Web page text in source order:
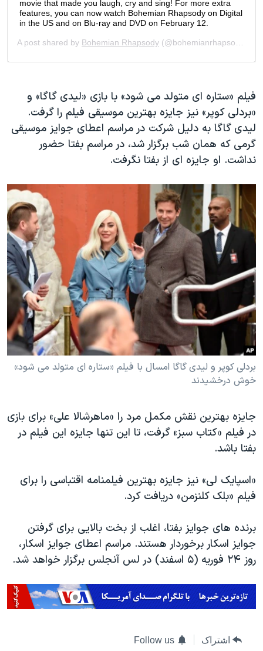
فیلم «ستاره ای متولد می شود» با بازی «لیدی گاگا» و
«بردلی کوپر» نیز جایزه بهترین موسیقی فیلم را گرفت.
لیدی گاگا به دلیل شرکت در مراسم اعطای جوایز موسیقی
گرمی که همان شب برگزار شد، در مراسم بفتا حضور
نداشت. او جایزه ای از بفتا نگرفت.
بردلی کوپر و لیدی گاگا امسال با فیلم «ستاره ای متولد می شود»
خوش درخشیدند
جایزه بهترین نقش مکمل مرد را «ماهرشالا علی» برای بازی
در فیلم «کتاب سبز» گرفت،‌ تا این تنها جایزه این فیلم در
بفتا باشد.
«اسپایک لی» نیز جایزه بهترین فیلمنامه اقتباسی را برای
فیلم «بلک کلنزمن» دریافت کرد.
برنده های جوایز بفتا، اغلب از بخت بالایی برای گرفتن
جوایز اسکار برخوردار هستند. مراسم اعطای جوایز اسکار،
روز ۲۴ فوریه (۵ اسفند) در لس آنجلس برگزار خواهد شد.
اشتراک Follow us